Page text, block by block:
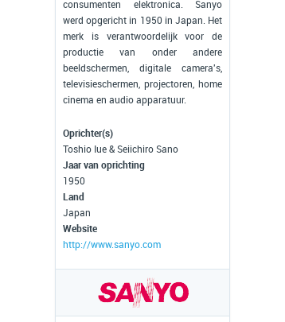
consumenten elektronica. Sanyo
werd opgericht in 1950 in Japan. Het
merk is verantwoordelijk voor de
productie van onder andere
beeldschermen, digitale camera's,
televisieschermen, projectoren, home
cinema en audio apparatuur.
Oprichter(s)
Toshio Iue & Seiichiro Sano
Jaar van oprichting
1950
Land
Japan
Website
http://www.sanyo.com